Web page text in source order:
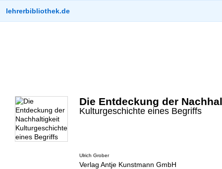
lehrerbibliothek.de
Die Entdeckung der
Kulturgeschichte eines Begriffs
Ulrich Grober
Verlag Antje Kunstmann GmbH